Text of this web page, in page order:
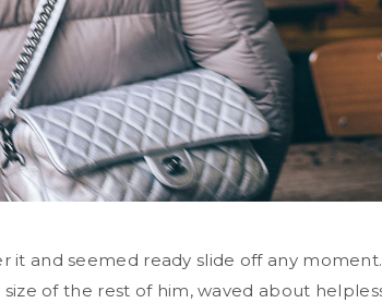
it and seemed ready slide off any
of the rest of him, waved about